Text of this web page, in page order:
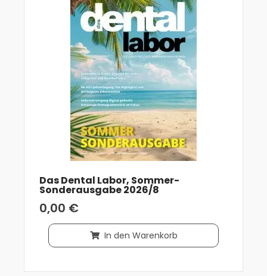
Das Dental Labor, Sommer-
Sonderausgabe 2026/8
0,00 €
In den Warenkorb